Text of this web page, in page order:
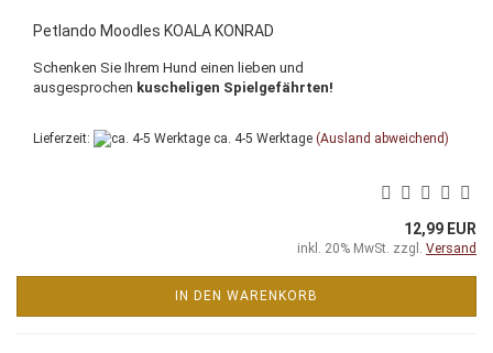
Petlando Moodles KOALA KONRAD
Schenken Sie Ihrem Hund einen lieben und
ausgesprochen kuscheligen Spielgefährten!
Lieferzeit: ca. 4-5 Werktage (Ausland abweichend)
12,99 EUR
inkl. 20% MwSt. zzgl. Versand
IN DEN WARENKORB